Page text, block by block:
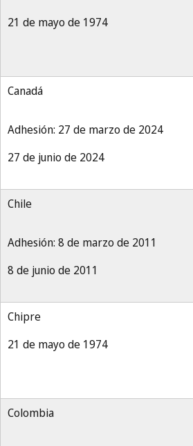
21 de mayo de 1974
Canadá
Adhesión: 27 de marzo de 2024
27 de junio de 2024
Chile
Adhesión: 8 de marzo de 2011
8 de junio de 2011
Chipre
21 de mayo de 1974
Colombia